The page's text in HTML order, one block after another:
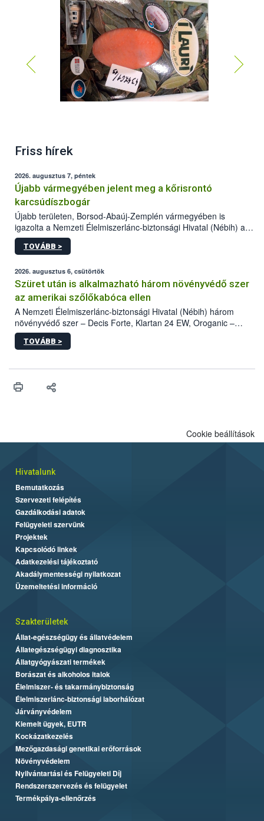
Friss hírek
2026. augusztus 7, péntek
Újabb vármegyében jelent meg a kőrisrontó
karcsúdíszbogár
Újabb területen, Borsod-Abaúj-Zemplén vármegyében is
igazolta a Nemzeti Élelmiszerlánc-biztonsági Hivatal (Nébih) a
kőrisrontó karcsúdíszbogár (Agrilus planipennis) jelenlétét. A
kártevőt nem csak színcsapdában találták meg, de már fertőzött
az intenzív felderítést, emellett az intézkedéseket a szlovák
hatósággal is összehangolják a terjedés megállítása érdekében.
TOVÁBB >
2026. augusztus 6, csütörtök
Szüret után is alkalmazható három növényvédő szer
az amerikai szőlőkabóca ellen
A Nemzeti Élelmiszerlánc-biztonsági Hivatal (Nébih) három
növényvédő szer – Decis Forte, Klartan 24 EW, Oroganic –
engedélyokiratát módosította, így azok a szüretet követően,
egészen a vesszőérettség (BBCH 91) stádiumáig
érésű szőlőkben is legyen lehetőség a károsító elleni további
felhasználók számára is elérhető és ökológiai termesztésben is
TOVÁBB >
Cookie beállítások
Hivatalunk
Bemutatkozás
Szervezeti felépítés
Gazdálkodási adatok
Felügyeleti szervünk
Projektek
Kapcsolódó linkek
Adatkezelési tájékoztató
Akadálymentességi nyilatkozat
Üzemeltetési információ
Szakterületek
Állat-egészségügy és állatvédelem
Állategészségügyi diagnosztika
Állatgyógyászati termékek
Borászat és alkoholos italok
Élelmiszer- és takarmánybiztonság
Élelmiszerlánc-biztonsági laborhálózat
Járványvédelem
Kiemelt ügyek, EUTR
Kockázatkezelés
Mezőgazdasági genetikai erőforrások
Növényvédelem
Nyilvántartási és Felügyeleti Díj
Rendszerszervezés és felügyelet
Termékpálya-ellenőrzés